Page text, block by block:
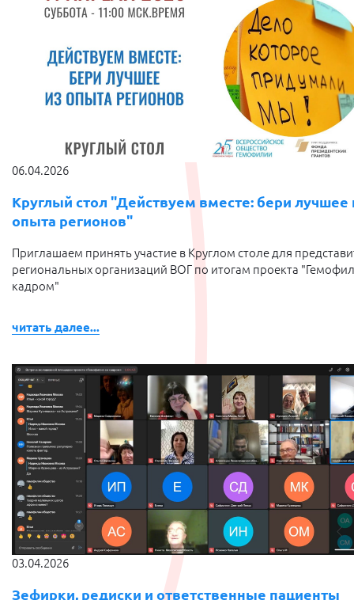
06.04.2026
Круглый стол "Действуем вместе: бери лучшее
опыта регионов"
Приглашаем принять участие в Круглом столе для
региональных организаций ВОГ по итогам проекта
кадром"
читать далее...
03.04.2026
Зефирки, редиски и ответственные пациенты